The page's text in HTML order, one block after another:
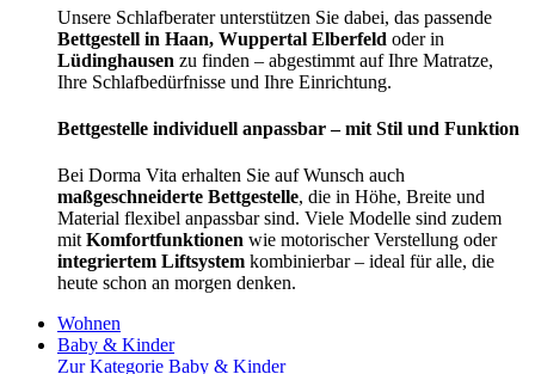
Unsere Schlafberater unterstützen Sie dabei, das passende
Bettgestell in Haan, Wuppertal Elberfeld oder in
Lüdinghausen zu finden – abgestimmt auf Ihre Matratze,
Ihre Schlafbedürfnisse und Ihre Einrichtung.
Bettgestelle individuell anpassbar – mit Stil und Funktion
Bei Dorma Vita erhalten Sie auf Wunsch auch
maßgeschneiderte Bettgestelle, die in Höhe, Breite und
Material flexibel anpassbar sind. Viele Modelle sind zudem
mit Komfortfunktionen wie motorischer Verstellung oder
integriertem Liftsystem kombinierbar – ideal für alle, die
heute schon an morgen denken.
Wohnen
Baby & Kinder
Zur Kategorie Baby & Kinder